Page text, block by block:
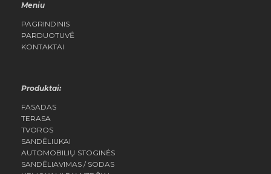
Meniu
PAGRINDINIS
PARDUOTUVĖ
KONTAKTAI
Produktai:
FASADAS
TERASA
TVOROS
SANDĖLIUKAI
AUTOMOBILIŲ STOGINĖS
SANDĖLIAVIMAS / SODAS